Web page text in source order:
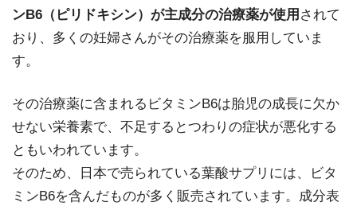
ンB6（ピリドキシン）が主成分の治療薬が使用 されて
おり、多くの妊婦さんがその治療薬を服用していま
す。
その治療薬に含まれるビタミンB6は胎児の成長に欠か
せない栄養素で、不足するとつわりの症状が悪化する
ともいわれています。
そのため、日本で売られている葉酸サプリには、ビタ
ミンB6を含んだものが多く販売されています。成分表